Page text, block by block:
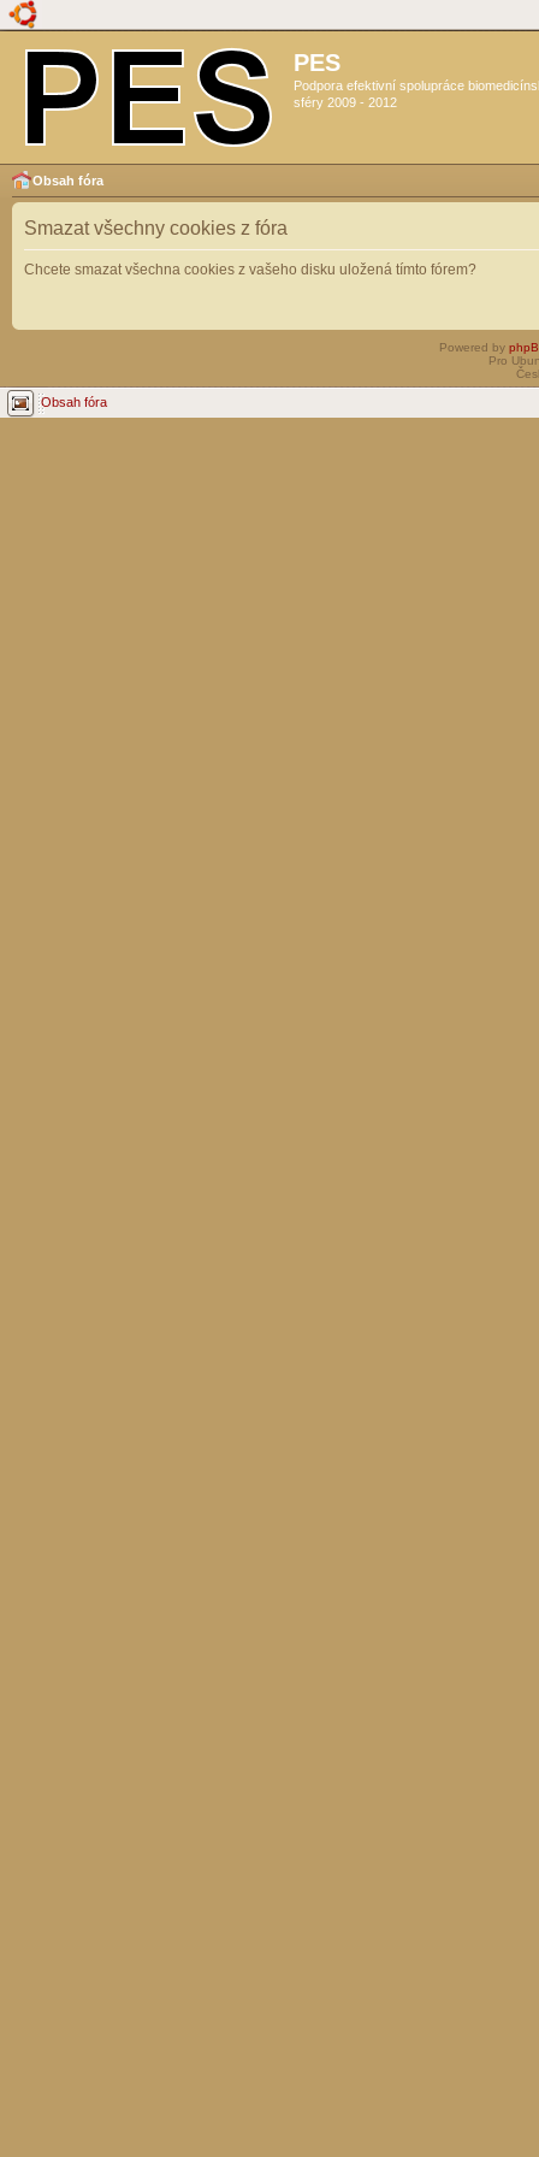
PES
Podpora efektivní spolupráce
sféry 2009 - 2012
Obsah fóra
Smazat všechny cookies z fóra
Chcete smazat všechna cookies z vašeho disku uložená tímto fórem?
Powered by
Pro
Obsah fóra